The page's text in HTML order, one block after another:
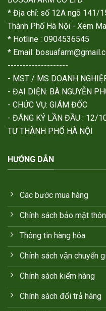
* Địa chỉ: số 12A ngõ 141/
Thành Phố Hà Nội - Xem
* Hotline : 0904536545
* Email:
--------------------
- MST / MS DOANH
- ĐẠI DIỆN: BÀ NGUYỄN
- CHỨC VỤ: GIÁM ĐỐC
- ĐĂNG KÝ LẦN ĐẦU : 12/
TƯ THÀNH PHỐ HÀ NỘI
HƯỚNG DẪN
Các bước mua hàng
Chính sách bảo mật
Thông tin hàng hóa
Chính sách vận chuyển
Chính sách kiểm hàng
Chính sách đổi trả hàng